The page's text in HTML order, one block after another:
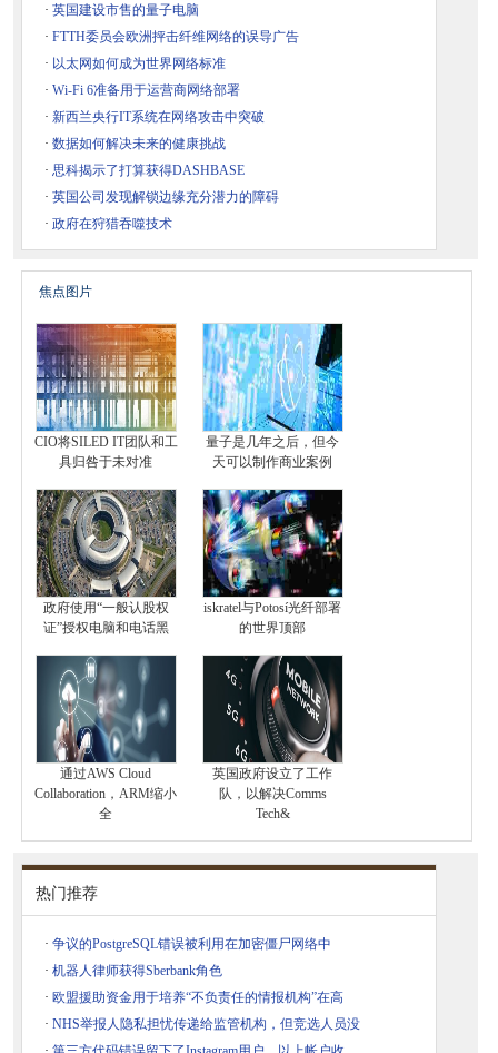
· 英国建设市售的量子电脑
· FTTH委员会欧洲抨击纤维网络的误导广告
· 以太网如何成为世界网络标准
· Wi-Fi 6准备用于运营商网络部署
· 新西兰央行IT系统在网络攻击中突破
· 数据如何解决未来的健康挑战
· 思科揭示了打算获得DASHBASE
· 英国公司发现解锁边缘充分潜力的障碍
· 政府在狩猎吞噬技术
焦点图片
CIO将SILED IT团队和工
具归咎于未对准
量子是几年之后，但今
天可以制作商业案例
政府使用“一般认股权
证”授权电脑和电话黑
iskratel与Potosí光纤部署
的世界顶部
通过AWS Cloud
Collaboration，ARM缩小
全
英国政府设立了工作
队，以解决Comms
Tech&
热门推荐
· 争议的PostgreSQL错误被利用在加密僵尸网络中
· 机器人律师获得Sberbank角色
· 欧盟援助资金用于培养“不负责任的情报机构”在高
· NHS举报人隐私担忧传递给监管机构，但竞选人员没